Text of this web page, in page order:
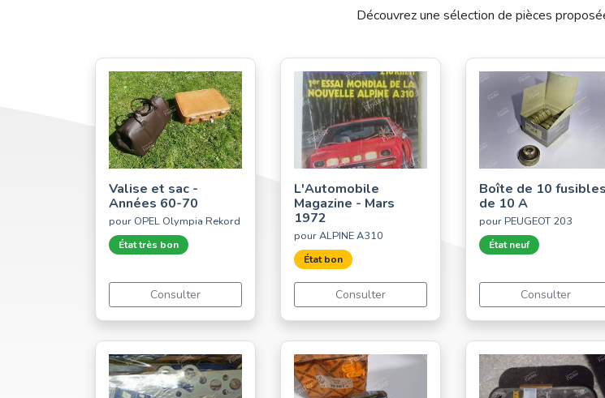
Découvrez une sélection de pièces
Valise et sac -
Années 60-70
pour OPEL Olympia Rekord
État très bon
Consulter
L'Automobile
Magazine - Mars
1972
pour ALPINE A310
État bon
Consulter
Boîte de 10 fusibles
de 10 A
pour PEUGEOT 203
État neuf
Consulter